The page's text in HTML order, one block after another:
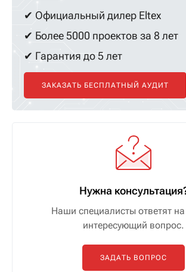
✔ Официальный дилер Eltex
✔ Более 5000 проектов за 8 лет
✔ Гарантия до 5 лет
ЗАКАЗАТЬ БЕСПЛАТНЫЙ АУДИТ
Нужна
Наши специалисты ответят
интересующий вопрос.
ЗАДАТЬ ВОПРОС